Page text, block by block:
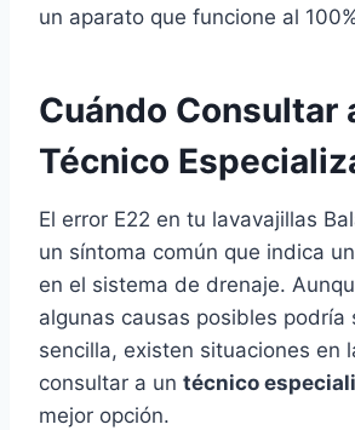
un aparato que funcione al
Cuándo Consultar
Técnico
El error E22 en tu lavavajillas
un síntoma común que indica
en el sistema de drenaje.
algunas causas posibles podría
sencilla, existen situaciones en
consultar a un técnico
mejor opción.